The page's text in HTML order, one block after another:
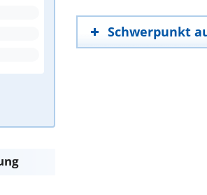
Schwerpunkt